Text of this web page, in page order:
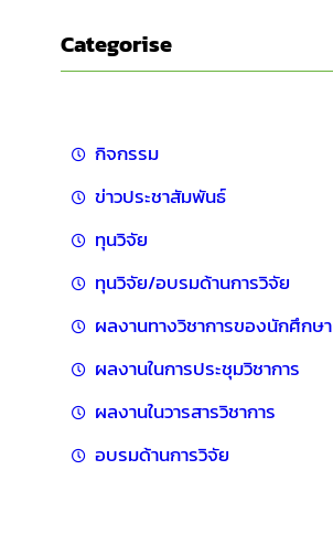
Categorise
กิจกรรม
ข่าวประชาสัมพันธ์
ทุนวิจัย
ทุนวิจัย/อบรมด้านการวิจัย
ผลงานทางวิชาการของนักศึกษา
ผลงานในการประชุมวิชาการ
ผลงานในวารสารวิชาการ
อบรมด้านการวิจัย